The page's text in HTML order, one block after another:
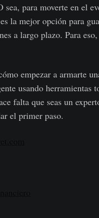
sea, para moverte en el
la mejor opción para
a largo plazo. Para
empezar a armarte
usando herramientas
falta que seas un
el primer paso.